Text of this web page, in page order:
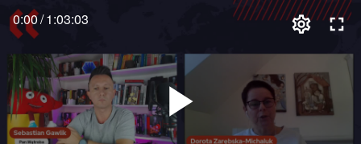
0:00/1:03:03